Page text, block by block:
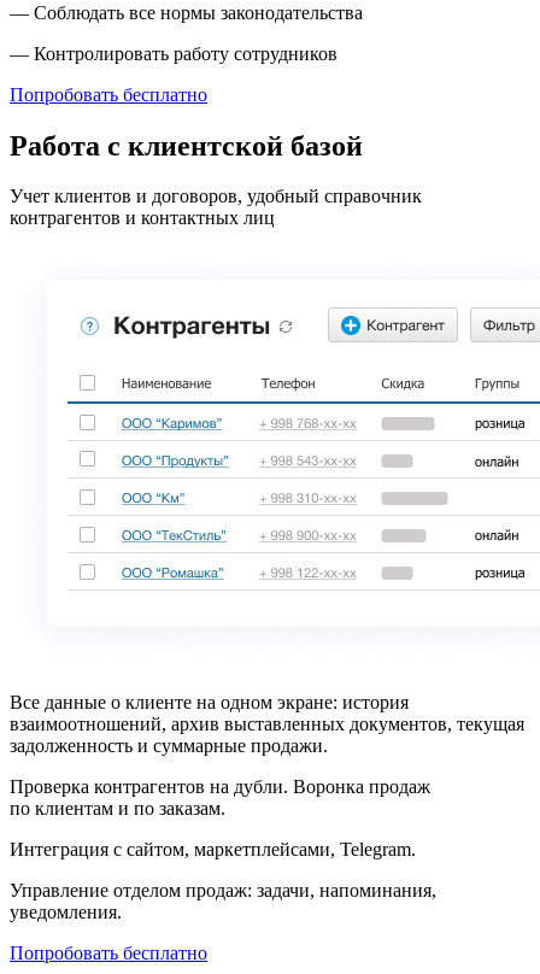
— Соблюдать все нормы законодательства
— Контролировать работу сотрудников
Попробовать бесплатно
Работа с клиентской базой
Учет клиентов и договоров, удобный справочник
контрагентов и контактных лиц
Все данные о клиенте на одном экране: история
взаимоотношений, архив выставленных документов, текущая
задолженность и суммарные продажи.
Проверка контрагентов на дубли. Воронка продаж
по клиентам и по заказам.
Интеграция с сайтом, маркетплейсами, Telegram.
Управление отделом продаж: задачи, напоминания,
уведомления.
Попробовать бесплатно